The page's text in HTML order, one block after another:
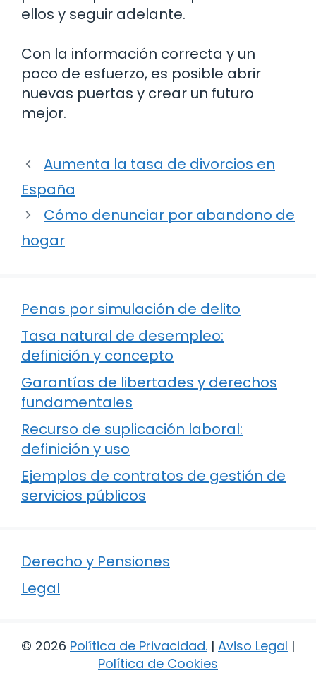
ellos y seguir adelante.
Con la información correcta y un
poco de esfuerzo, es posible abrir
nuevas puertas y crear un futuro
mejor.
Aumenta la tasa de divorcios en
España
Cómo denunciar por abandono de
hogar
Penas por simulación de delito
Tasa natural de desempleo:
definición y concepto
Garantías de libertades y derechos
fundamentales
Recurso de suplicación laboral:
definición y uso
Ejemplos de contratos de gestión de
servicios públicos
Derecho y Pensiones
Legal
© 2026 Política de Privacidad. | Aviso Legal |
Política de Cookies